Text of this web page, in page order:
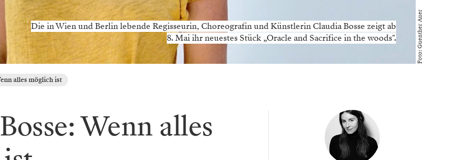
Die in Wien und Berlin lebende Regisseurin, Choreografin und Künstlerin Claudia Bosse zeigt ab
8. Mai ihr neuestes Stück „Oracle and Sacrifice in the woods".
Foto: Guenther Auer
alles möglich ist
Wenn alles